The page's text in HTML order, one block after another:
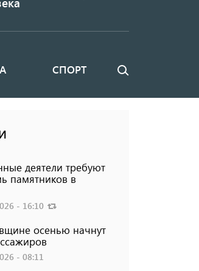
СПОРТ Поиск
деятели требуют
памятников в
- 16:10
осенью начнут
- 08:11